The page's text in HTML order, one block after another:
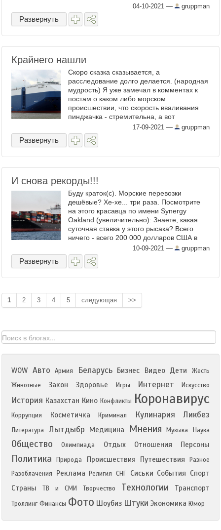
миллиона рыбов вырвались на свободу.
Путь злодея: Рыбу ...
04-10-2021 — gruppman
Развернуть
Крайнего нашли
Скоро сказка сказывается, а
расследование долго делается. (народная
мудрость) Я уже замечал в комментах к
постам о каком либо морском
происшествии, что скорость вваливания
пинджачка - стремительна, а вот
расследование, которое выясняет
предпосылки этого самого вваливания (
кто что ...
17-09-2021 — gruppman
Развернуть
И снова рекорды!!!
Буду краток(с). Морские перевозки
дешёвые? Хе-хе... три раза. Посмотрите
на этого красавца по имени Synergy
Oakland (увеличительно): Знаете, какая
суточная ставка у этого рысака? Всего
ничего - всего 200 000 долларов США в
сутки. Ещё раз - двести тысяч долларов
США в сутки. Сутки ...
10-09-2021 — gruppman
Развернуть
1 2 3 4 5 следующая >>
WOW Авто Армия Беларусь Бизнес Видео Дети
Жесть
Животные
Закон Здоровье Игры Интернет Искусство
История Казахстан Кино Конфликты Коронавирус
Коррупция Косметичка Криминал Кулинария Ликбез
Литература Лытдыбр Медицина Мнения Музыка Наука
Общество Олимпиада Отдых Отношения Персоны
Политика Природа Происшествия Путешествия
Разное
Разоблачения
Реклама Религия СНГ Сиськи События Спорт
Страны
ТВ и СМИ Творчество Технологии Транспорт
Троллинг Финансы Фото Шоубиз Штуки Экономика Юмор